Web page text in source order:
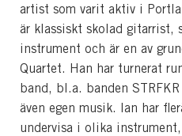
artist som varit aktiv i
är klassiskt skolad gitarrist,
instrument och är en av
Quartet. Han har turnerat
band, bl.a. banden
även egen musik. Ian har
undervisa i olika